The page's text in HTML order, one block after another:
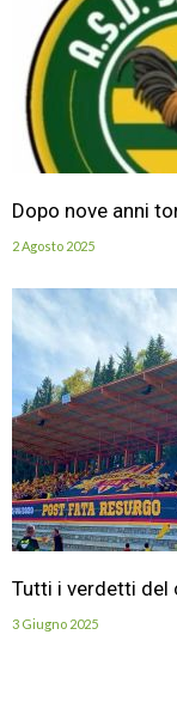
Dopo nove anni
2 Agosto 2025
Tutti i verdetti
3 Giugno 2025